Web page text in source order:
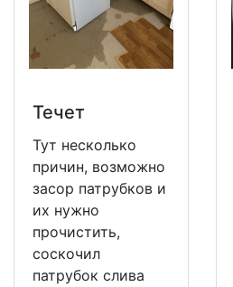
Течет
Тут несколько
причин, возможно
засор патрубков и
их нужно
прочистить,
соскочил
патрубок слива